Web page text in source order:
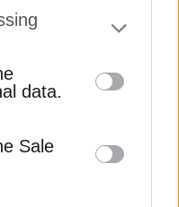
opt-out
on the IAB’s list
This
by us to
of
data.
Sale
με ΕΤΕπ για
στην Αθήνα